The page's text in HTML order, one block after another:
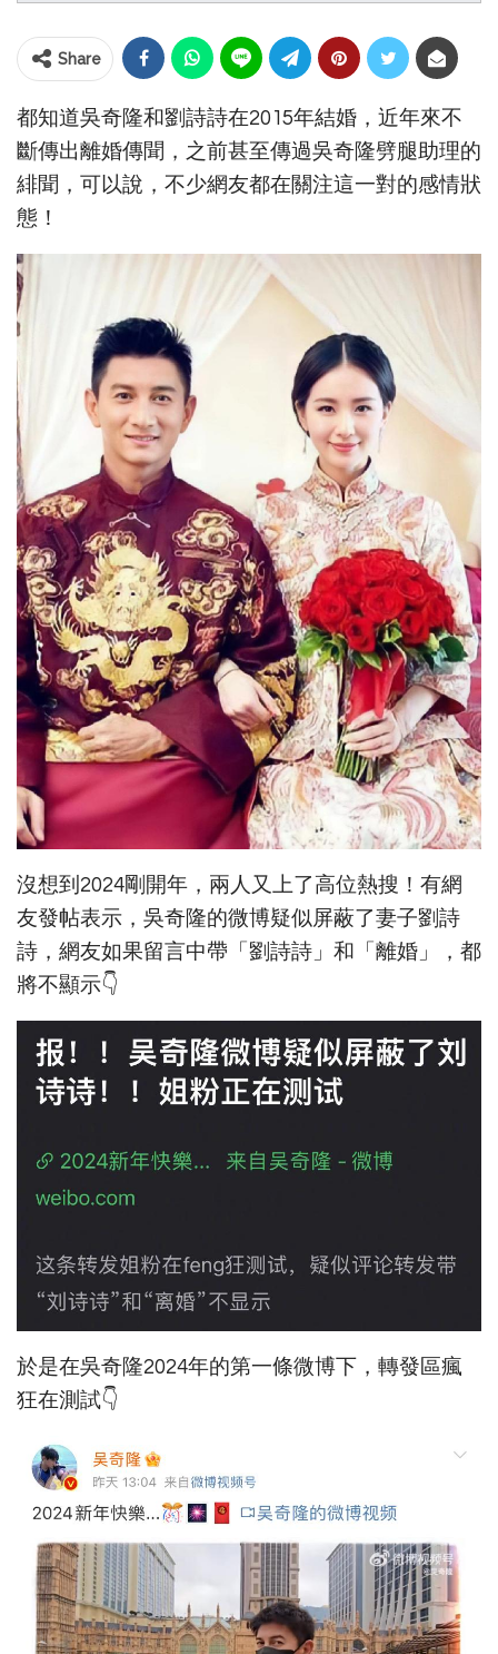
Share
都知道吳奇隆和劉詩詩在2015年結婚，近年來不
斷傳出離婚傳聞，之前甚至傳過吳奇隆劈腿助理的
緋聞，可以說，不少網友都在關注這一對的感情狀
態！
沒想到2024剛開年，兩人又上了高位熱搜！有網
友發帖表示，吳奇隆的微博疑似屏蔽了妻子劉詩
詩，網友如果留言中帶「劉詩詩」和「離婚」，都
將不顯示👇
於是在吳奇隆2024年的第一條微博下，轉發區瘋
狂在測試👇